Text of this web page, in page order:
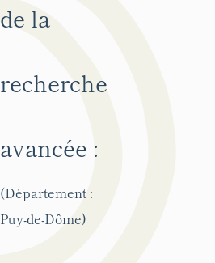
de la
recherche
avancée :
(Département :
Puy-de-Dôme)